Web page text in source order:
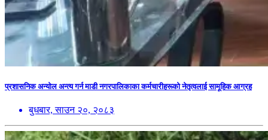
प्रशासनिक अन्योल अन्त्य गर्न माडी नगरपालिकाका कर्मचारीहरूको नेतृत्वलाई सामूहिक आग्रह
बुधबार, साउन २०, २०८३